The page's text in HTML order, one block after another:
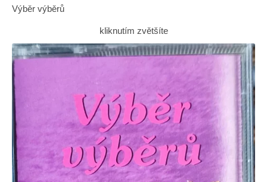
Výběr výběrů
kliknutím zvětšíte